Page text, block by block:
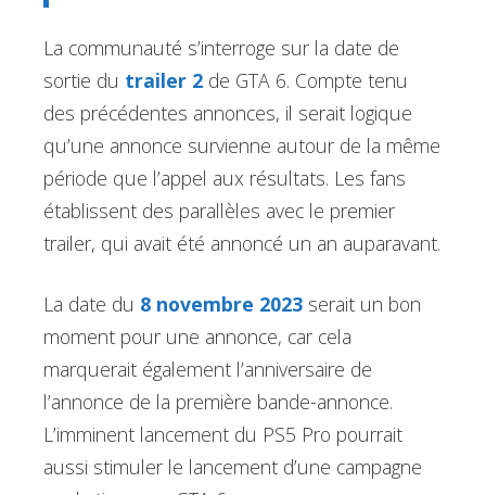
La communauté s’interroge sur la date de
sortie du trailer 2 de GTA 6. Compte tenu
des précédentes annonces, il serait logique
qu’une annonce survienne autour de la même
période que l’appel aux résultats. Les fans
établissent des parallèles avec le premier
trailer, qui avait été annoncé un an auparavant.
La date du 8 novembre 2023 serait un bon
moment pour une annonce, car cela
marquerait également l’anniversaire de
l’annonce de la première bande-annonce.
L’imminent lancement du PS5 Pro pourrait
aussi stimuler le lancement d’une campagne